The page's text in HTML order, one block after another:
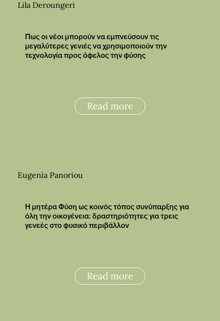
Πως οι νέοι μπορούν να εμπνεύσουν τις
μεγαλύτερες γενιές να χρησιμοποιούν την
τεχνολογία προς όφελος την φύσης
Lila Deroungeri
Read more
Η μητέρα Φύση ως κοινός τόπος συνύπαρξης για
όλη την οικογένεια: δραστηριότητες για τρεις
γενεές στο φυσικό περιβάλλον
Eugenia Panoriou
Read more